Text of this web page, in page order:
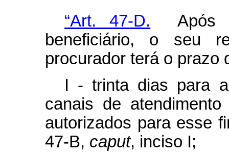
“Art. 47-D. Após
beneficiário, o seu
procurador terá o prazo
I - trinta dias para
canais de
autorizados para esse
47-B, caput, inciso I;